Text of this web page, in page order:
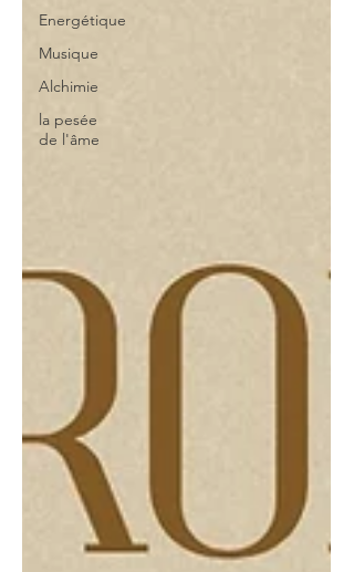
Energétique
Musique
Alchimie
la pesée
de l'âme